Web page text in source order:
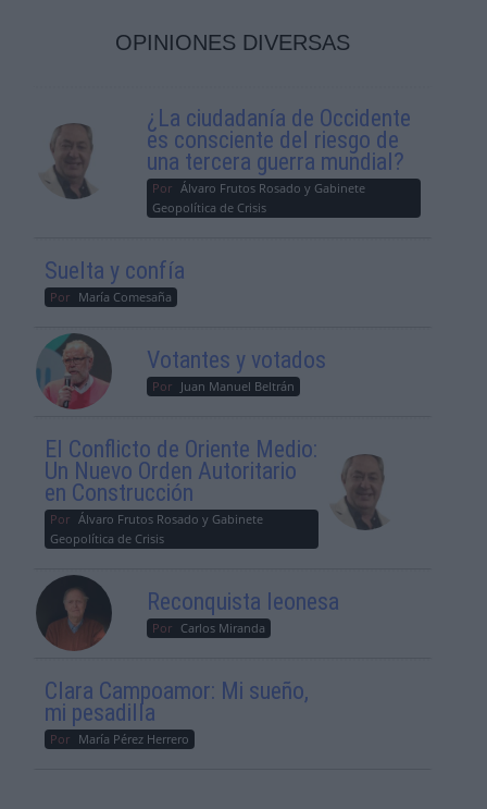
OPINIONES DIVERSAS
¿La ciudadanía de Occidente
es consciente del riesgo de
una tercera guerra mundial?
Por Álvaro Frutos Rosado y Gabinete
Geopolítica de Crisis
Suelta y confía
Por María Comesaña
Votantes y votados
Por Juan Manuel Beltrán
El Conflicto de Oriente Medio:
Un Nuevo Orden Autoritario
en Construcción
Por Álvaro Frutos Rosado y Gabinete
Geopolítica de Crisis
Reconquista leonesa
Por Carlos Miranda
Clara Campoamor: Mi sueño,
mi pesadilla
Por María Pérez Herrero